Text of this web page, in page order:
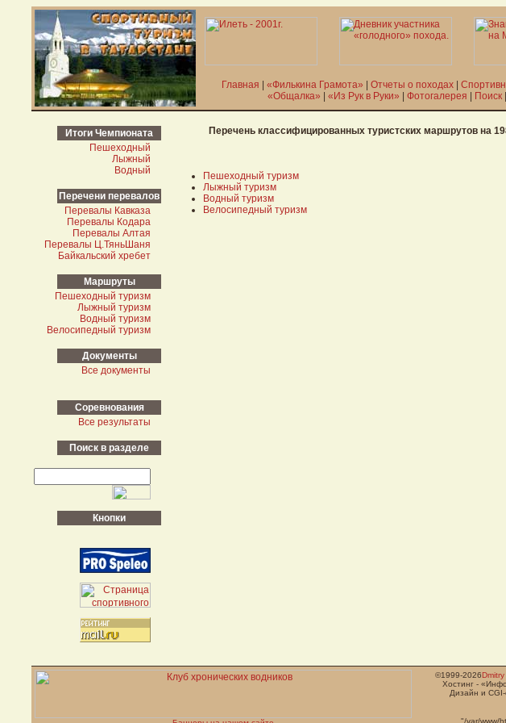
Главная «Филькина Грамота» Отчеты о походах|
«Общалка»
«Из Рук в Руки» Фотогалерея Поиск|
Итоги Чемпионата
Пешеходный
Лыжный
Водный
Перечени перевалов
Перевалы Кавказа
Перевалы Кодара
Перевалы Алтая
Перевалы Ц.Тянь­Шаня
Байкальский хребет
Маршруты
Пешеходный туризм
Лыжный туризм
Водный туризм
Велосипедный туризм
Документы
Все документы
Cоревнования
Все результаты
Поиск в разделе
Кнопки
Перечень классифицированных туристских маршрутов на
Пешеходный туризм
Лыжный туризм
Водный туризм
Велосипедный туризм
©1999-2026
Хостинг -
Дизайн и
"/var/www/